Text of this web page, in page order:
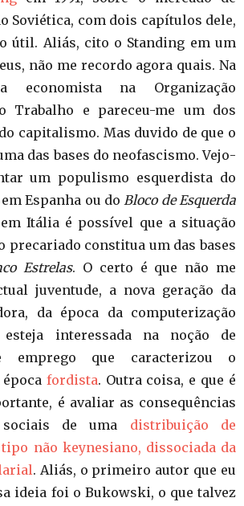
Soviética, com dois capítulos dele,
útil. Aliás, cito o Standing em um
não me recordo agora quais. Na
economista na Organização
Trabalho e pareceu-me um dos
capitalismo. Mas duvido de que o
das bases do neofascismo. Vejo-
um populismo esquerdista do
Espanha ou doBloco de Esquerda
Itália é possível que a situação
precariado constitua um das bases
Estrelas. O certo é que não me
juventude, a nova geração da
da época da computerização
interessada na noção de
emprego que caracterizou o
fordista. Outra coisa, e que é
é avaliar as consequências
sociais de uma distribuição de
não keynesiano, dissociada da
. Aliás, o primeiro autor que eu
ideia foi o Bukowski, o que talvez